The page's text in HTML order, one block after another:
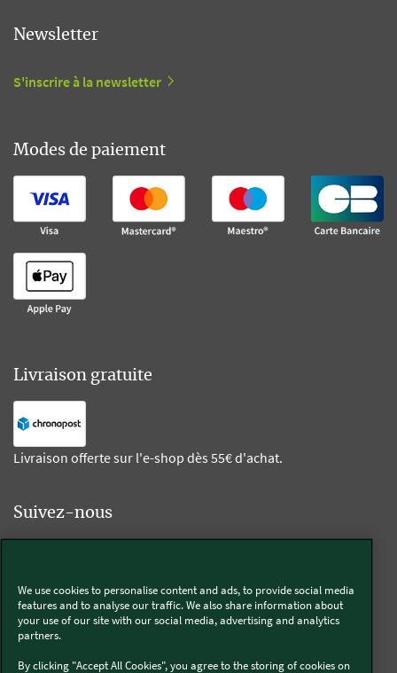
Newsletter
S'inscrire à la newsletter
Modes de paiement
Livraison gratuite
Livraison offerte sur l'e-shop dès 55€ d'achat.
Suivez-nous
Thermomix®
We use cookies to personalise content and ads, to provide social media
features and to analyse our traffic. We also share information about
your use of our site with our social media, advertising and analytics
partners.
By clicking "Accept All Cookies", you agree to the storing of cookies on